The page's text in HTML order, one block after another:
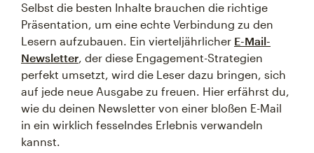
Selbst die besten Inhalte brauchen die richtige
Präsentation, um eine echte Verbindung zu den
Lesern aufzubauen. Ein vierteljährlicher E-Mail-
Newsletter, der diese Engagement-Strategien
perfekt umsetzt, wird die Leser dazu bringen, sich
auf jede neue Ausgabe zu freuen. Hier erfährst du,
wie du deinen Newsletter von einer bloßen E-Mail
in ein wirklich fesselndes Erlebnis verwandeln
kannst.